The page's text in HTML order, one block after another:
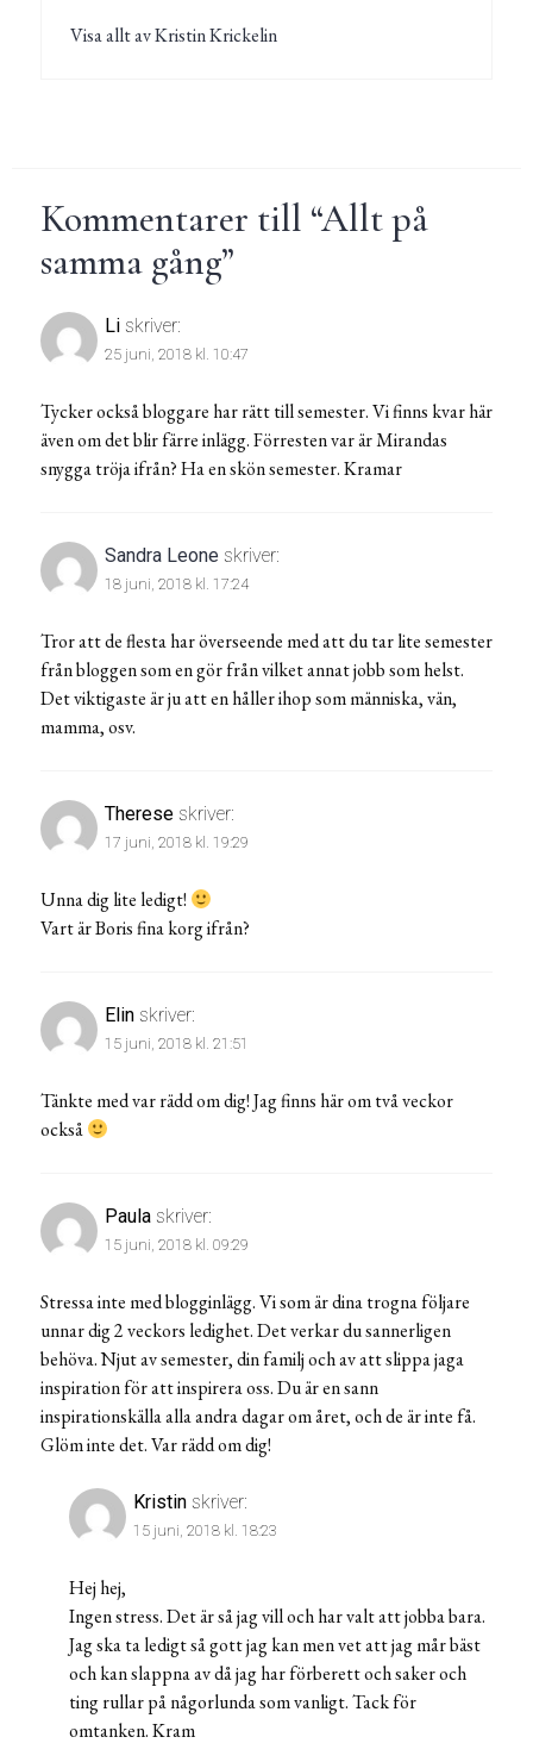
Visa allt av Kristin Krickelin
Kommentarer till “Allt på
samma gång”
Li skriver:
25 juni, 2018 kl. 10:47
Tycker också bloggare har rätt till semester. Vi finns kvar här
även om det blir färre inlägg. Förresten var är Mirandas
snygga tröja ifrån? Ha en skön semester. Kramar
Sandra Leone skriver:
18 juni, 2018 kl. 17:24
Tror att de flesta har överseende med att du tar lite semester
från bloggen som en gör från vilket annat jobb som helst.
Det viktigaste är ju att en håller ihop som människa, vän,
mamma, osv.
Therese skriver:
17 juni, 2018 kl. 19:29
Unna dig lite ledigt!
Vart är Boris fina korg ifrån?
Elin skriver:
15 juni, 2018 kl. 21:51
Tänkte med var rädd om dig! Jag finns här om två veckor
också
Paula skriver:
15 juni, 2018 kl. 09:29
Stressa inte med blogginlägg. Vi som är dina trogna följare
unnar dig 2 veckors ledighet. Det verkar du sannerligen
behöva. Njut av semester, din familj och av att slippa jaga
inspiration för att inspirera oss. Du är en sann
inspirationskälla alla andra dagar om året, och de är inte få.
Glöm inte det. Var rädd om dig!
Kristin skriver:
15 juni, 2018 kl. 18:23
Hej hej,
Ingen stress. Det är så jag vill och har valt att jobba bara.
Jag ska ta ledigt så gott jag kan men vet att jag mår bäst
och kan slappna av då jag har förberett och saker och
ting rullar på någorlunda som vanligt. Tack för
omtanken. Kram